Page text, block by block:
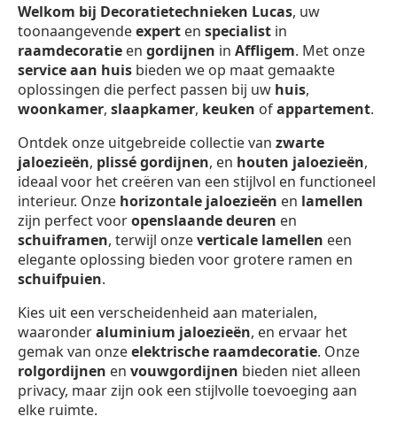
Welkom bij Decoratietechnieken Lucas, uw
toonaangevendeexpert en specialist in
raamdecoratie en gordijnen in Affligem. Met onze
service aan huis bieden we op maat gemaakte
oplossingen die perfect passen bij uw huis,
woonkamer, slaapkamer, keuken ofappartement.
Ontdek onze uitgebreide collectie van zwarte
jaloezieën, plissé gordijnen, en houten jaloezieën,
ideaal voor het creëren van een stijlvol en functioneel
interieur. Onze horizontale jaloezieën en lamellen
zijn perfect vooropenslaande deuren en
schuiframen, terwijl onzeverticale lamellen een
elegante oplossing bieden voor grotere ramen en
schuifpuien.
Kies uit een verscheidenheid aan materialen,
waaronderaluminium jaloezieën, en ervaar het
gemak van onzeelektrische raamdecoratie. Onze
rolgordijnen en vouwgordijnen bieden niet alleen
privacy, maar zijn ook een stijlvolle toevoeging aan
elke ruimte.